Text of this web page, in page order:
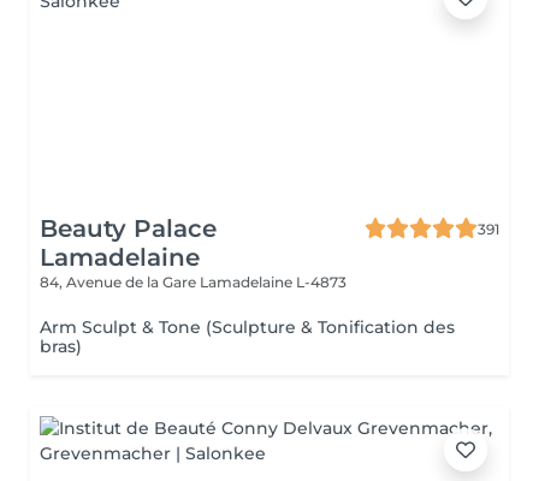
Beauty Palace
Lamadelaine
391
84, Avenue de la Gare Lamadelaine L-4873
Arm Sculpt & Tone (Sculpture & Tonification des
bras)